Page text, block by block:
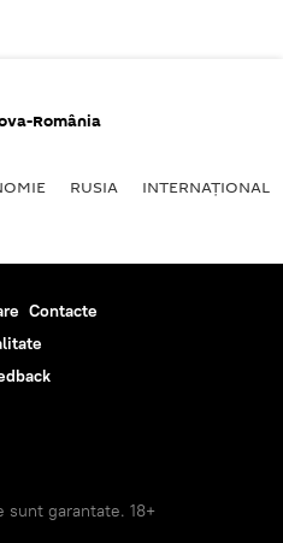
România
RUSIA INTERNAŢIONAL
Contacte
garantate. 18+